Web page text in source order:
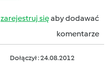
zarejestruj sięaby dodawać
komentarze
Dołączył : 24.08.2012